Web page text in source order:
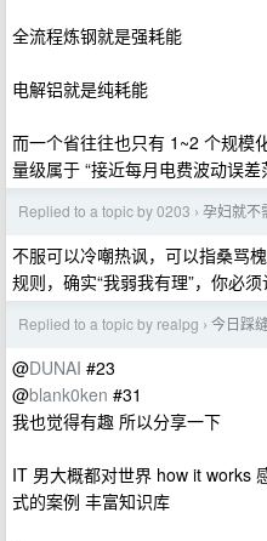
全流程炼钢就是强耗能
电解铝就是纯耗能
而一个省往往也只有 1~2 个规模
量级属于 “接近每月电费波动误差
Replied to a topic by 0203 › 孕妇就不
不服可以冷嘲热讽，可以指桑骂
规则，确实“我弱我有理”，你必须
Replied to a topic by realpg › 今日踩
@DUNAI #23
@blank0ken #31
我也觉得有趣 所以分享一下
IT 男大概都对世界 how it works
式的案例 丰富知识库